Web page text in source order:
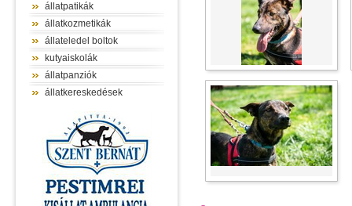
állatpatikák
állatkozmetikák
állateledel boltok
kutyaiskolák
állatpanziók
állatkereskedések